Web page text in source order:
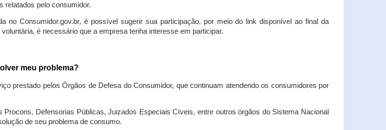
relatados pelo consumidor.
no Consumidor.gov.br, é possível sugerir sua participação, por meio do link disponível ao final da
é necessário que a empresa tenha interesse em participar.
meu problema?
prestado pelos Órgãos de Defesa do Consumidor, que continuam atendendo os consumidores por
Defensorias Públicas, Juizados Especiais Cíveis, entre outros órgãos do Sistema Nacional
de seu problema de consumo.